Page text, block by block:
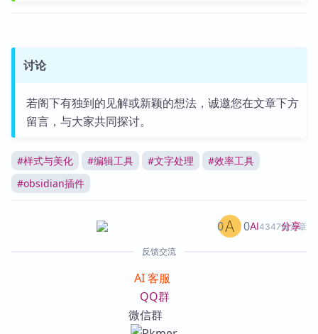
讨论
若阁下有独到的见解或新颖的想法，诚邀您在文章下方
留言，与大家共同探讨。
#样式与美化 #编辑工具 #文字处理 #效率工具
#obsidian插件
AI4347篇文章
0 0 分享
反馈交流
AI 客服
QQ群
微信群